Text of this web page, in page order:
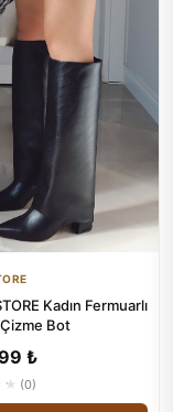
Kadın Fermuarlı
Bot
₺
(0)